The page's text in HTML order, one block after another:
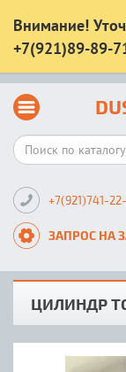
Внимание!
+7(921)89-89-
+7(921)741-
ЗАПРОС НА
ЦИЛИНДР